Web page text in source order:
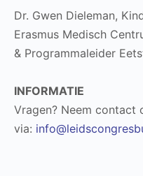
Dr. Gwen Dieleman,
Erasmus Medisch
& Programmaleider
INFORMATIE
Vragen? Neem contact
via: